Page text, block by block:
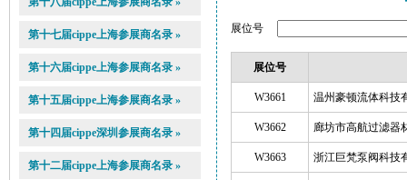
第十七届cippe上海参展商名录 »
第十六届cippe上海参展商名录 »
第十五届cippe上海参展商名录 »
第十四届cippe深圳参展商名录 »
第十二届cippe上海参展商名录 »
展位号
展位号
W3661 温州豪顿流体科技
W3662 廊坊市高航过滤器
W3663 浙江巨梵泵阀科技